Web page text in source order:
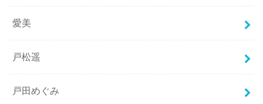
愛美
戸松遥
戸田めぐみ